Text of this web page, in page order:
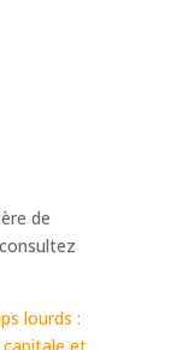
de
lourds :